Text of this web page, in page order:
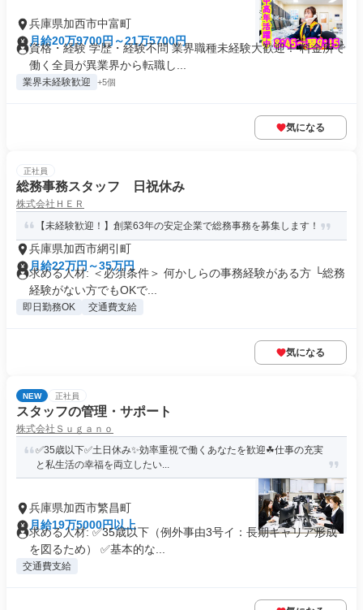
兵庫県加西市中富町
月給20万9700円～21万5700円
資格・経験 学歴・経験不問 業界職種未経験大歓迎！ 料金所で
働く全員が異業界から転職し...
業界未経験歓迎 +5個
気になる
正社員
総務事務スタッフ 日祝休み
株式会社ＨＥＲ
【未経験歓迎！】創業63年の安定企業で総務事務を募集します！
兵庫県加西市網引町
月給22万円～35万円
求める人材: ＜必須条件＞ 何かしらの事務経験がある方 └総務
経験がない方でもOKで...
即日勤務OK 交通費支給
気になる
NEW 正社員
スタッフの管理・サポート
株式会社Ｓｕｇａｎｏ
✅️35歳以下✅土日休み✨効率重視で働くあなたを歓迎☘仕事の充実
と私生活の幸福を両立したい...
兵庫県加西市繁昌町
月給19万5000円以上
求める人材: ✅35歳以下（例外事由3号イ：長期キャリア形成
を図るため） ✅基本的な...
交通費支給